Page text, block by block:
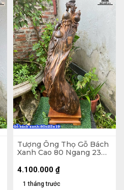
Tượng Ông Thọ Gỗ Bách
Xanh Cao 80 Ngang 23
1 tháng trước
4.100.000 ₫